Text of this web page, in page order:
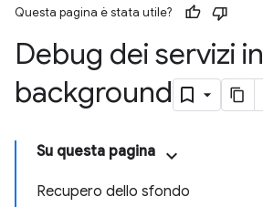
Questa pagina è stata utile?
Debug dei servizi in
background
Su questa pagina
Recupero dello sfondo